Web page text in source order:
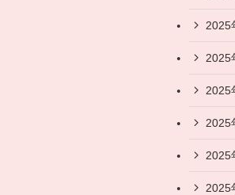
2025
2025
2025
2025
2025
2025